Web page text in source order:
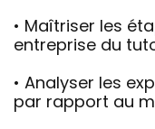
• Maîtriser les
entreprise du
• Analyser les
par rapport au